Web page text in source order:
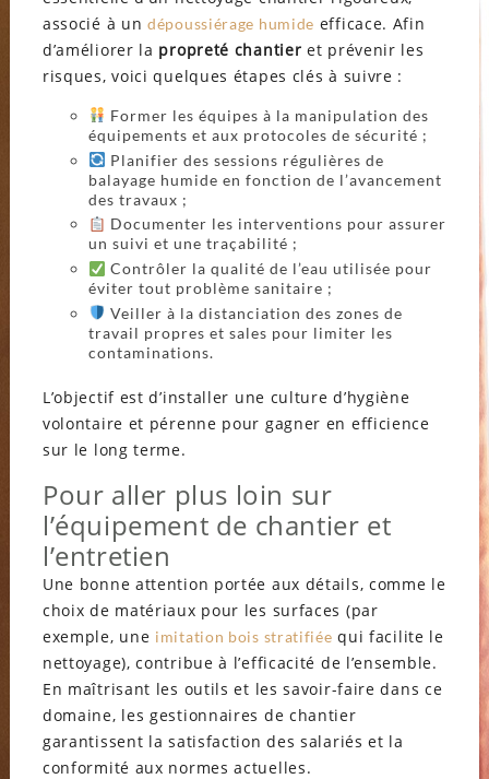
associé à undépoussiérage humide efficace. Afin
d’améliorer la propreté chantier et prévenir les
risques, voici quelques étapes clés à suivre :
Former les équipes à la manipulation des
équipements et aux protocoles de sécurité ;
Planifier des sessions régulières de
balayage humide en fonction de l’avancement
des travaux ;
Documenter les interventions pour assurer
un suivi et une traçabilité ;
Contrôler la qualité de l’eau utilisée pour
éviter tout problème sanitaire ;
Veiller à la distanciation des zones de
travail propres et sales pour limiter les
contaminations.
L’objectif est d’installer une culture d’hygiène
volontaire et pérenne pour gagner en efficience
sur le long terme.
Pour aller plus loin sur
l’équipement de chantier et
l’entretien
Une bonne attention portée aux détails, comme le
choix de matériaux pour les surfaces (par
exemple, une imitation bois stratifiée qui facilite le
nettoyage), contribue à l’efficacité de l’ensemble.
En maîtrisant les outils et les savoir-faire dans ce
domaine, les gestionnaires de chantier
garantissent la satisfaction des salariés et la
conformité aux normes actuelles.